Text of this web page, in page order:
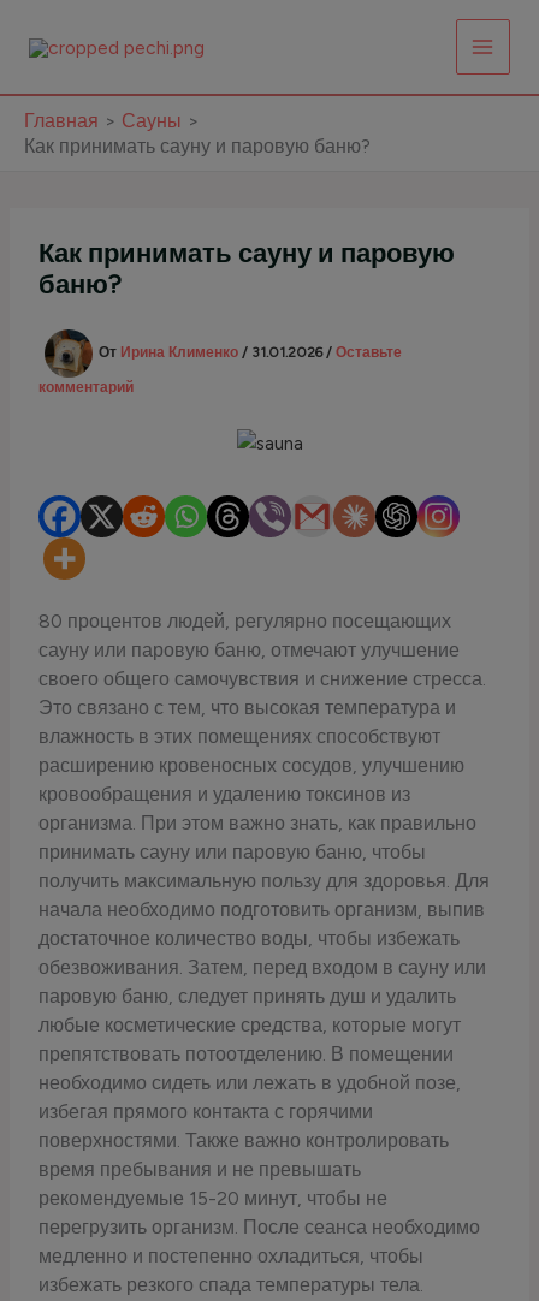
Главная
Сауны
Как принимать сауну и паровую баню?
Как принимать сауну и паровую
баню?
От Ирина Клименко/ 31.01.2026/Оставьте
комментарий
80 процентов людей, регулярно посещающих
сауну или паровую баню, отмечают улучшение
своего общего самочувствия и снижение стресса.
Это связано с тем, что высокая температура и
влажность в этих помещениях способствуют
расширению кровеносных сосудов, улучшению
кровообращения и удалению токсинов из
организма. При этом важно знать, как правильно
принимать сауну или паровую баню, чтобы
получить максимальную пользу для здоровья. Для
начала необходимо подготовить организм, выпив
достаточное количество воды, чтобы избежать
обезвоживания. Затем, перед входом в сауну или
паровую баню, следует принять душ и удалить
любые косметические средства, которые могут
препятствовать потоотделению. В помещении
необходимо сидеть или лежать в удобной позе,
избегая прямого контакта с горячими
поверхностями. Также важно контролировать
время пребывания и не превышать
рекомендуемые 15-20 минут, чтобы не
перегрузить организм. После сеанса необходимо
медленно и постепенно охладиться, чтобы
избежать резкого спада температуры тела.